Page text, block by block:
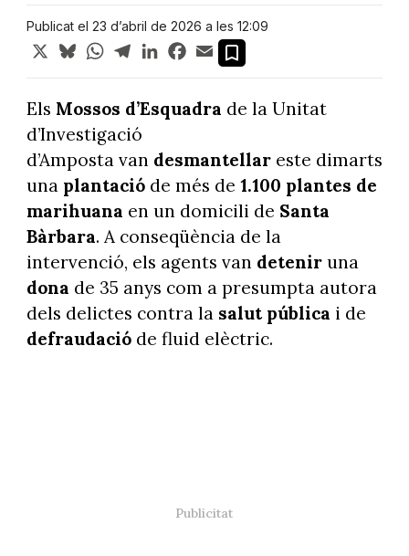
Publicat el 23 d’abril de 2026 a les 12:09
X BlueskyWhatsApp
TelegramLinkedInFacebook
Email
Els Mossos d’Esquadra de la Unitat
d’Investigació
d’Amposta van desmantellar este dimarts
una plantació de més de 1.100 plantes de
marihuana en un domicili de Santa
Bàrbara. A conseqüència de la
intervenció, els agents van deteniruna
dona de 35 anys com a presumpta autora
dels delictes contra lasalut pública i de
defraudació de fluid elèctric.